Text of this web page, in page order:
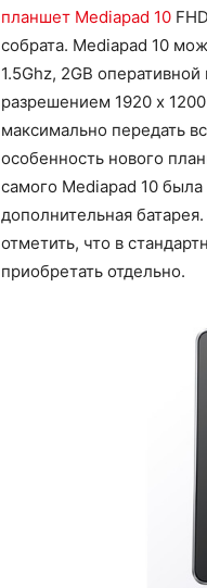
планшет Mediapad 10
собрата. Mediapad 10
1.5Ghz, 2GB
разрешением 1920 x
максимально передать
особенность нового
самого Mediapad 10
дополнительная
отметить, что в
приобретать отдельно.